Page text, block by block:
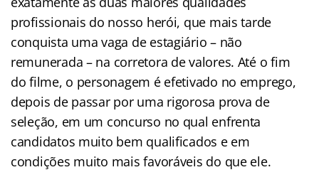
profissionais do nosso herói, que mais tarde
conquista uma vaga de estagiário – não
remunerada – na corretora de valores. Até o fim
do filme, o personagem é efetivado no emprego,
depois de passar por uma rigorosa prova de
seleção, em um concurso no qual enfrenta
candidatos muito bem qualificados e em
condições muito mais favoráveis do que ele.